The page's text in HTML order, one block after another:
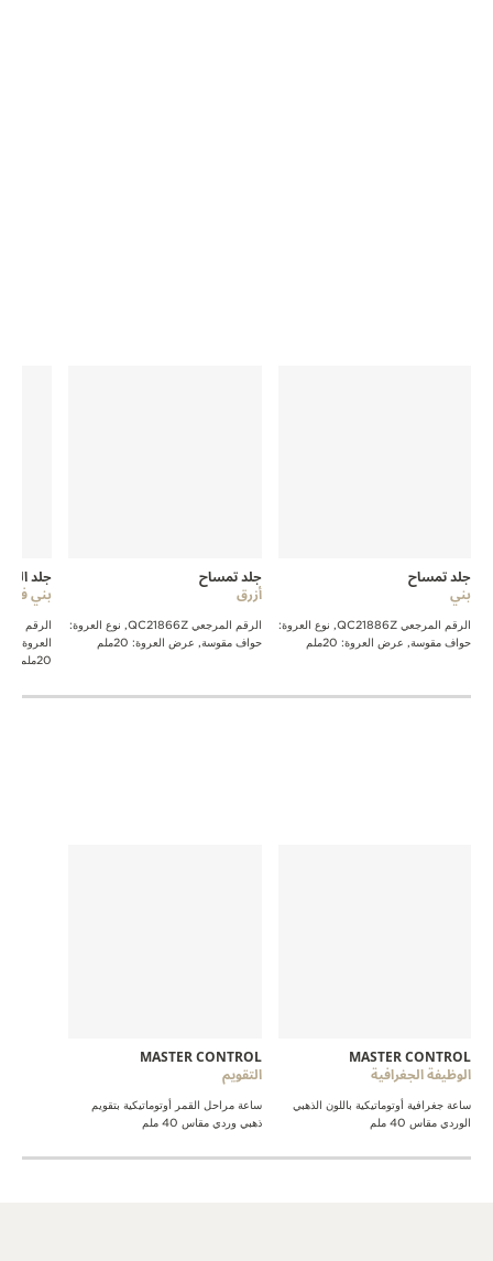
جلد تمساح
بني
الرقم المرجعي QC21886Z, نوع العروة:
حواف مقوسة, عرض العروة: 20ملم
جلد تمساح
أزرق
الرقم المرجعي QC21866Z, نوع العروة:
حواف مقوسة, عرض العروة: 20ملم
جلد
بني فاتح
العروة:
20ملم
MASTER CONTROL
الوظيفة الجغرافية
ساعة جغرافية أوتوماتيكية باللون الذهبي
الوردي مقاس 40 ملم
MASTER CONTROL
التقويم
ساعة مراحل القمر أوتوماتيكية بتقويم
ذهبي وردي مقاس 40 ملم